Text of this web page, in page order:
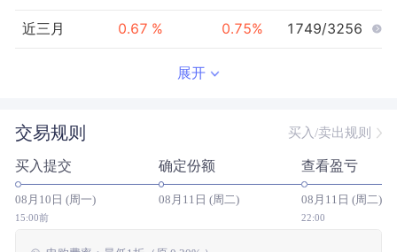
近三月 0.67 % 0.75% 1749/3256
近三年 --/--
近五年 -- 0.00% --/--
今年以来 2477/3240
展开
交易规则 买入/卖出规则
买入提交
08月10日 (周一)
15:00前
确定份额
08月11日 (周二)
查看盈亏
08月11日 (周二)
22:00